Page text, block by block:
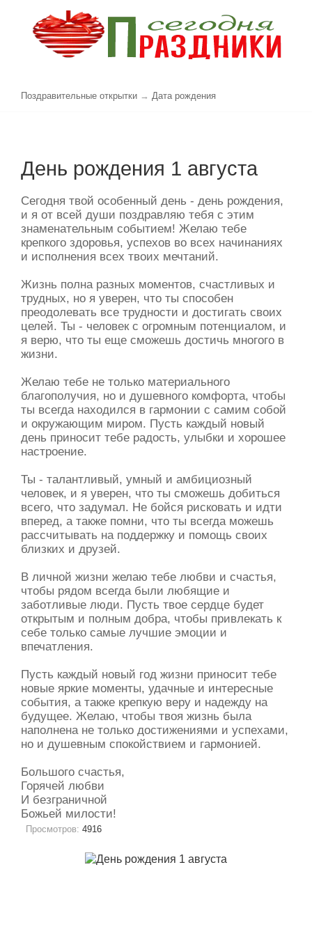
Поздравительные открытки → Дата рождения
День рождения 1 августа
Сегодня твой особенный день - день рождения,
и я от всей души поздравляю тебя с этим
знаменательным событием! Желаю тебе
крепкого здоровья, успехов во всех начинаниях
и исполнения всех твоих мечтаний.
Жизнь полна разных моментов, счастливых и
трудных, но я уверен, что ты способен
преодолевать все трудности и достигать своих
целей. Ты - человек с огромным потенциалом, и
я верю, что ты еще сможешь достичь многого в
жизни.
Желаю тебе не только материального
благополучия, но и душевного комфорта, чтобы
ты всегда находился в гармонии с самим собой
и окружающим миром. Пусть каждый новый
день приносит тебе радость, улыбки и хорошее
настроение.
Ты - талантливый, умный и амбициозный
человек, и я уверен, что ты сможешь добиться
всего, что задумал. Не бойся рисковать и идти
вперед, а также помни, что ты всегда можешь
рассчитывать на поддержку и помощь своих
близких и друзей.
В личной жизни желаю тебе любви и счастья,
чтобы рядом всегда были любящие и
заботливые люди. Пусть твое сердце будет
открытым и полным добра, чтобы привлекать к
себе только самые лучшие эмоции и
впечатления.
Пусть каждый новый год жизни приносит тебе
новые яркие моменты, удачные и интересные
события, а также крепкую веру и надежду на
будущее. Желаю, чтобы твоя жизнь была
наполнена не только достижениями и успехами,
но и душевным спокойствием и гармонией.
Большого счастья,
Горячей любви
И безграничной
Божьей милости!
Просмотров: 4916